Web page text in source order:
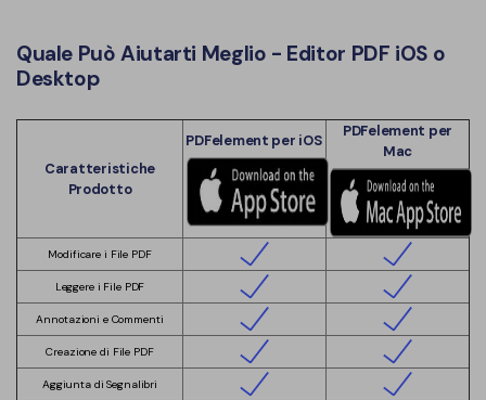
Quale Può Aiutarti Meglio - Editor PDF iOS o
Desktop
Caratteristiche
Prodotto
PDFelement per iOS
PDFelement per
Mac
Modificare i File PDF
Leggere i File PDF
Annotazioni e Commenti
Creazione di File PDF
Aggiunta di Segnalibri